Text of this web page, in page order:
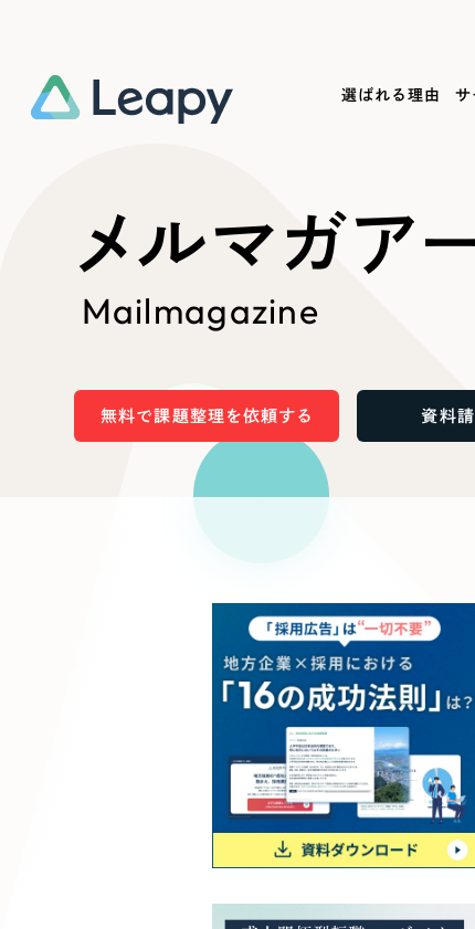
選ばれる理由 サ
Service
サービス紹介
一過性の広告に頼らず、
Works
制作実績
全国1,400社以上の支援実
ブックマークしたサ
Company
会社概要
可能性をひらくデザインで
Useful
お役立ち情報
リーピーによるお役立ち情報
メルマガア
Mailmagazine
無料で課題整理を依頼する 資料